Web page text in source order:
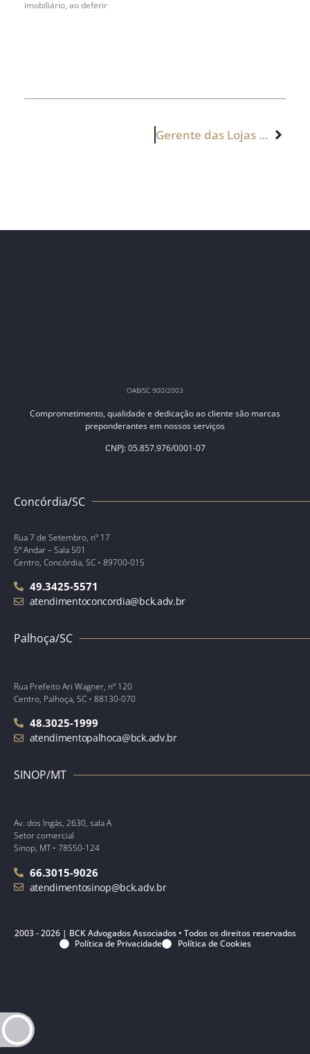
imobiliário, ao deferir
Gerente das Lojas Renner não receberá horas extras por exercer cargo de gestão
OAB/SC 900/2003
Comprometimento, qualidade e dedicação ao cliente são marcas
preponderantes em nossos serviços
CNPJ: 05.857.976/0001-07
Concórdia/SC
Rua 7 de Setembro, nº 17
5º Andar – Sala 501
Centro, Concórdia, SC • 89700-015
49.3425-5571
atendimentoconcordia@bck.adv.br
Palhoça/SC
Rua Prefeito Ari Wagner, nº 120
Centro, Palhoça, SC • 88130-070
48.3025-1999
atendimentopalhoca@bck.adv.br
SINOP/MT
Av. dos Ingás, 2630, sala A
Setor comercial
Sinop, MT • 78550-124
66.3015-9026
atendimentosinop@bck.adv.br
2003 - 2026 | BCK Advogados Associados • Todos os direitos reservados
Política de Privacidade
Política de Cookies